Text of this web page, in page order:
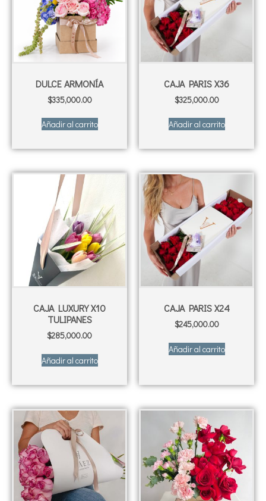
DULCE ARMONÍA
$335,000.00
Añadir al carrito
CAJA PARIS X36
$325,000.00
Añadir al carrito
CAJA LUXURY X10
TULIPANES
$285,000.00
Añadir al carrito
CAJA PARIS X24
$245,000.00
Añadir al carrito